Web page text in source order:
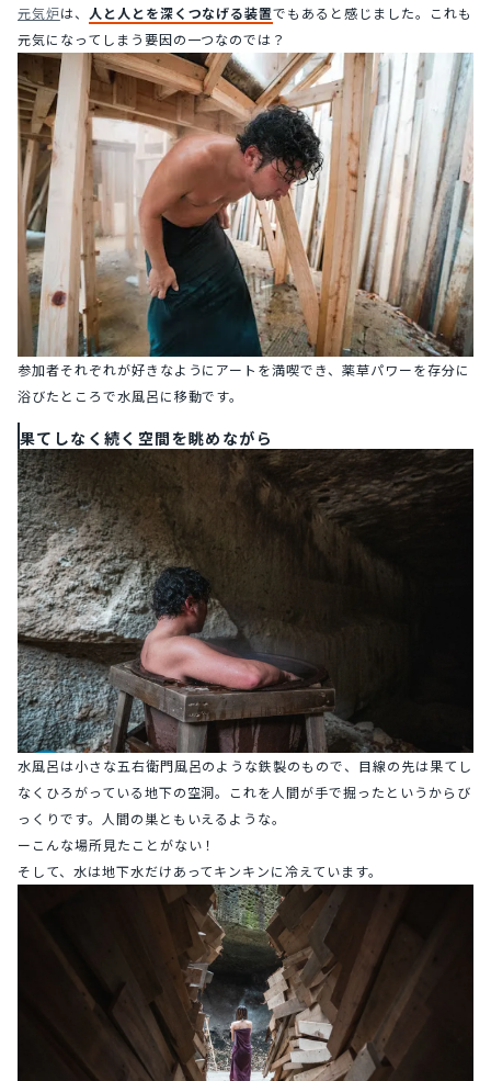
元気炉は、 人と人とを深くつなげる装置でもあると感じました。これも
元気になってしまう要因の一つなのでは？
参加者それぞれが好きなようにアートを満喫でき、薬草パワーを存分に
浴びたところで水風呂に移動です。
果てしなく続く空間を眺めながら
水風呂は小さな五右衛門風呂のような鉄製のもので、目線の先は果てし
なくひろがっている地下の空洞。これを人間が手で掘ったというからび
っくりです。人間の巣ともいえるような。
ーこんな場所見たことがない！
そして、水は地下水だけあってキンキンに冷えています。